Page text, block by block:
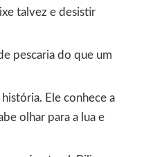
talvez e desistir
pescaria do que um
Ele conhece a
olhar para a lua e